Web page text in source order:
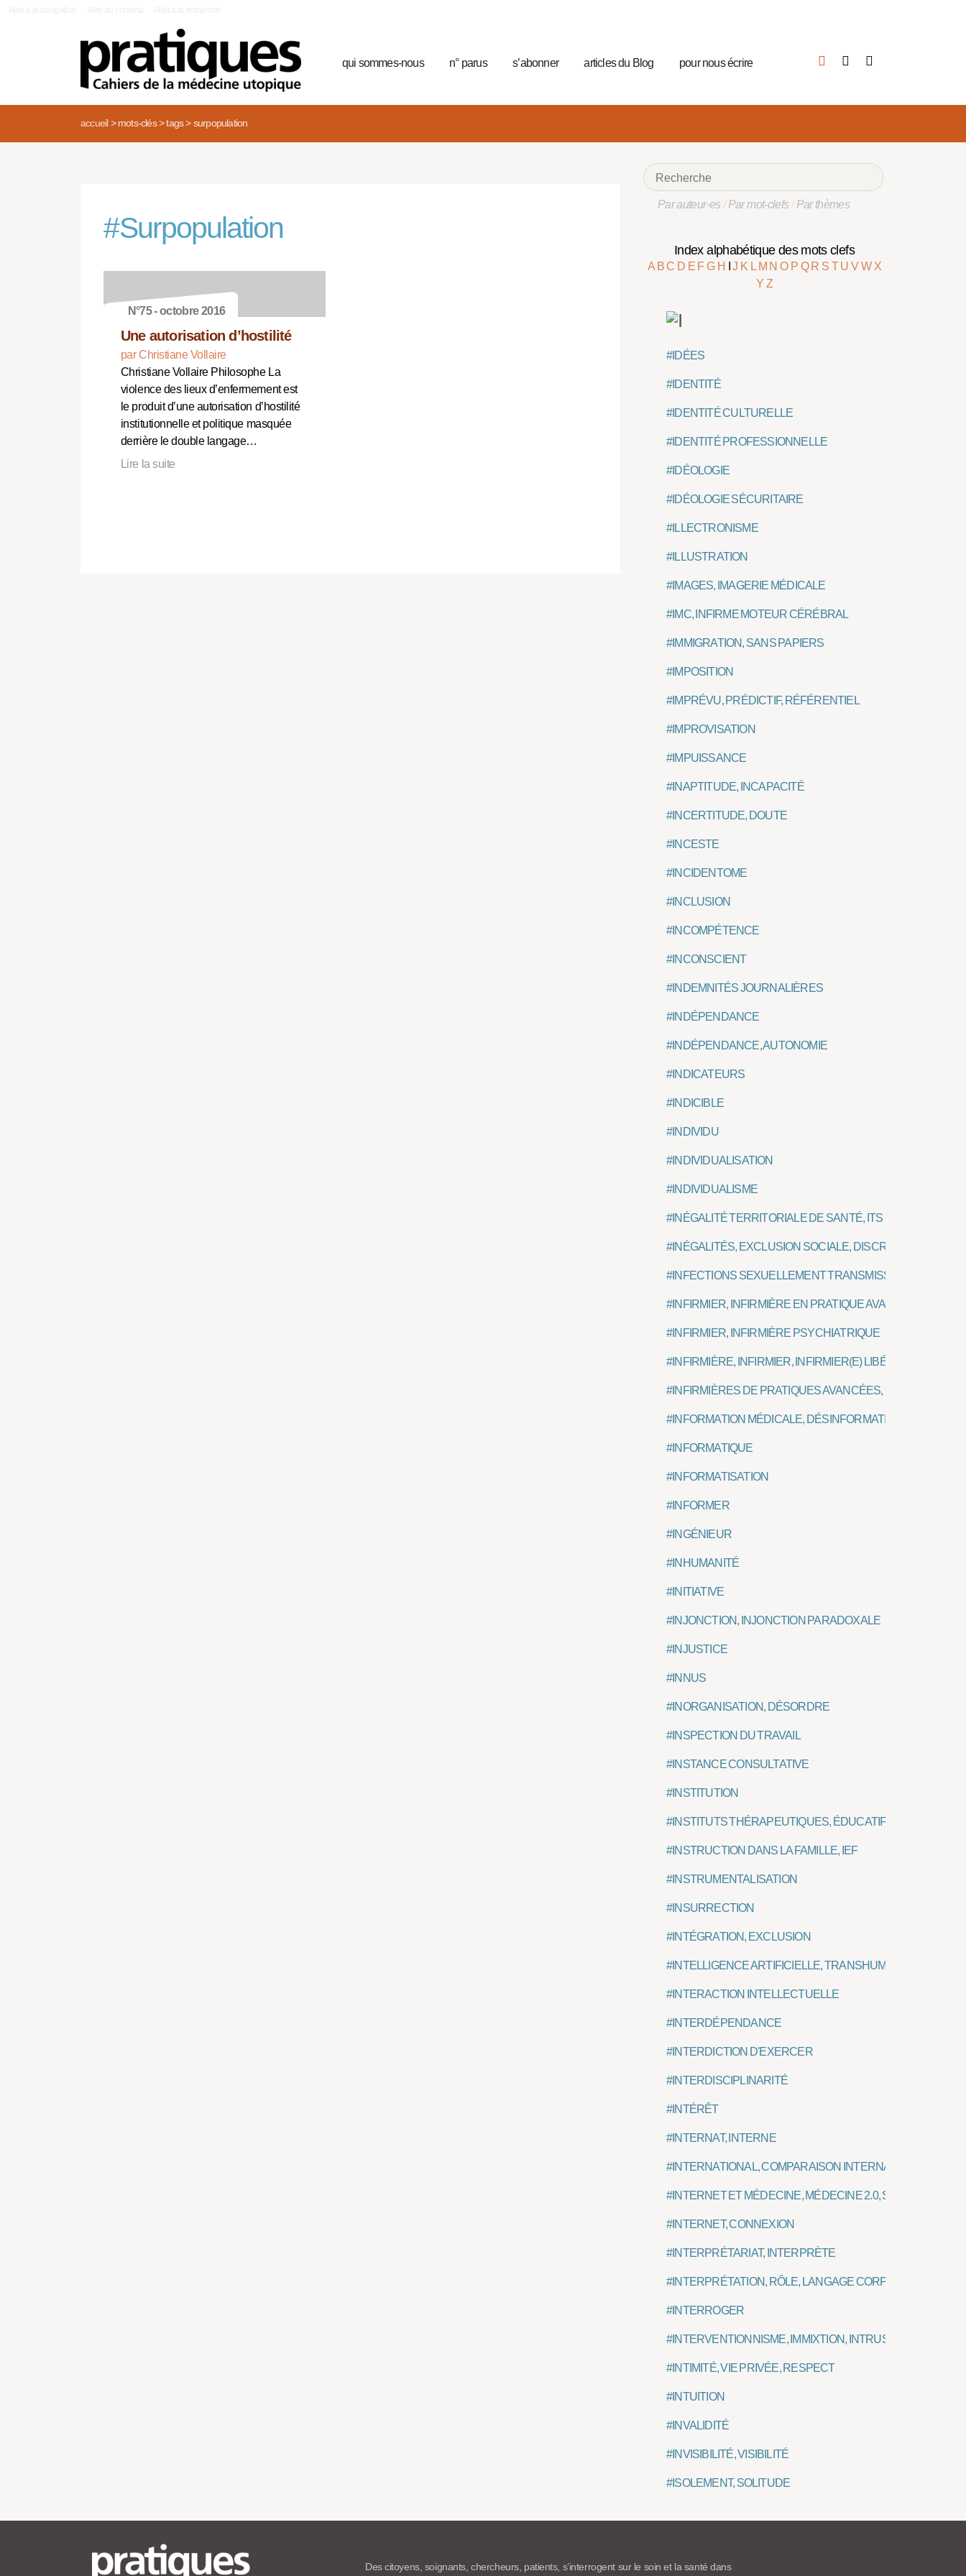
qui sommes-nous n° parus s’abonner articles du Blog pour nous écrire
accueil> mots-clés> tags> surpopulation
#Surpopulation
N°75 - octobre 2016
Une autorisation d’hostilité
par Christiane Vollaire
Christiane Vollaire Philosophe La
violence des lieux d’enfermement est
le produit d’une autorisation d’hostilité
institutionnelle et politique masquée
derrière le double langage…
Lire la suite
Par auteur·es/Par mot-clefs/Par thèmes
Index alphabétique des mots clefs
A BC D E FG H IJ K L M NO P Q R S TUVW X
Y Z
#IDÉES
#IDENTITÉ
#IDENTITÉ CULTURELLE
#IDENTITÉ PROFESSIONNELLE
#IDÉOLOGIE
#IDÉOLOGIE SÉCURITAIRE
#ILLECTRONISME
#ILLUSTRATION
#IMAGES, IMAGERIE MÉDICALE
#IMC, INFIRME MOTEUR CÉRÉBRAL
#IMMIGRATION, SANS PAPIERS
#IMPOSITION
#IMPRÉVU, PRÉDICTIF, RÉFÉRENTIEL
#IMPROVISATION
#IMPUISSANCE
#INAPTITUDE, INCAPACITÉ
#INCERTITUDE, DOUTE
#INCESTE
#INCIDENTOME
#INCLUSION
#INCOMPÉTENCE
#INCONSCIENT
#INDEMNITÉS JOURNALIÈRES
#INDÉPENDANCE
#INDÉPENDANCE, AUTONOMIE
#INDICATEURS
#INDICIBLE
#INDIVIDU
#INDIVIDUALISATION
#INDIVIDUALISME
#INÉGALITÉ TERRITORIALE DE SANTÉ, ITS
#INÉGALITÉS, EXCLUSION SOCIALE, DISCRIMINATION
#INFECTIONS SEXUELLEMENT TRANSMISSIBLES, IST
#INFIRMIER, INFIRMIÈRE EN PRATIQUE AVANCÉE, IPA
#INFIRMIER, INFIRMIÈRE PSYCHIATRIQUE
#INFIRMIÈRE, INFIRMIER, INFIRMIER(E) LIBÉRAL(E)
#INFIRMIÈRES DE PRATIQUES AVANCÉES, IPA
#INFORMATION MÉDICALE, DÉSINFORMATION
#INFORMATIQUE
#INFORMATISATION
#INFORMER
#INGÉNIEUR
#INHUMANITÉ
#INITIATIVE
#INJONCTION, INJONCTION PARADOXALE
#INJUSTICE
#INNUS
#INORGANISATION, DÉSORDRE
#INSPECTION DU TRAVAIL
#INSTANCE CONSULTATIVE
#INSTITUTION
#INSTITUTS THÉRAPEUTIQUES, ÉDUCATIFS ET
#INSTRUCTION DANS LA FAMILLE, IEF
#INSTRUMENTALISATION
#INSURRECTION
#INTÉGRATION, EXCLUSION
#INTELLIGENCE ARTIFICIELLE, TRANSHUMANISME
#INTERACTION INTELLECTUELLE
#INTERDÉPENDANCE
#INTERDICTION D'EXERCER
#INTERDISCIPLINARITÉ
#INTÉRÊT
#INTERNAT, INTERNE
#INTERNATIONAL, COMPARAISON INTERNATIONALE
#INTERNET ET MÉDECINE, MÉDECINE 2.0, SANTÉ
#INTERNET, CONNEXION
#INTERPRÉTARIAT, INTERPRÈTE
#INTERPRÉTATION, RÔLE, LANGAGE CORPOREL
#INTERROGER
#INTERVENTIONNISME, IMMIXTION, INTRUSION
#INTIMITÉ, VIE PRIVÉE, RESPECT
#INTUITION
#INVALIDITÉ
#INVISIBILITÉ, VISIBILITÉ
#ISOLEMENT, SOLITUDE
Des citoyens, soignants, chercheurs, patients, s’interrogent sur le soin et la santé dans